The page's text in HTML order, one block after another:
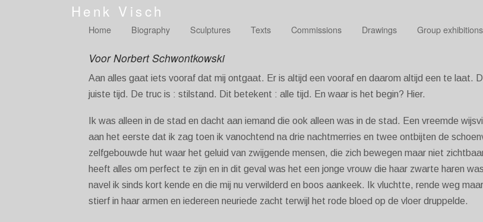
Henk Visch
Home Biography Sculptures Texts Commissions Drawings Group exhibitions
Voor Norbert Schwontkowski
Aan alles gaat iets vooraf dat mij ontgaat. Er is altijd een vooraf en daarom altijd een te laat.
juiste tijd. De truc is : stilstand. Dit betekent : alle tijd. En waar is het begin? Hier.
Ik was alleen in de stad en dacht aan iemand die ook alleen was in de stad. Een vreemde
aan het eerste dat ik zag toen ik vanochtend na drie nachtmerries en twee ontbijten de
zelfgebouwde hut waar het geluid van zwijgende mensen, die zich bewegen maar niet
heeft alles om perfect te zijn en in dit geval was het een jonge vrouw die haar zwarte haren
navel ik sinds kort kende en die mij nu verwilderd en boos aankeek. Ik vluchtte, rende weg
stierf in haar armen en iedereen neuriede zacht terwijl het rode bloed op de vloer druppelde.